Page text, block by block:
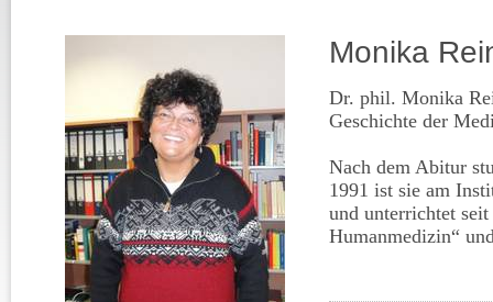
Monika
Dr. phil. Monika
Geschichte der
Nach dem Abitur
1991 ist sie am
und unterrichtet
Humanmedizin“